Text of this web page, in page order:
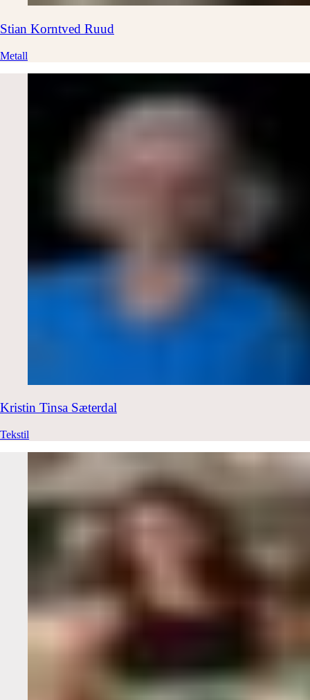
Stian Korntved Ruud
Metall
Kristin Tinsa Sæterdal
Tekstil